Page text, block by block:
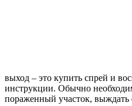
выход – это купить спрей и
инструкции. Обычно
пораженный участок, выждать